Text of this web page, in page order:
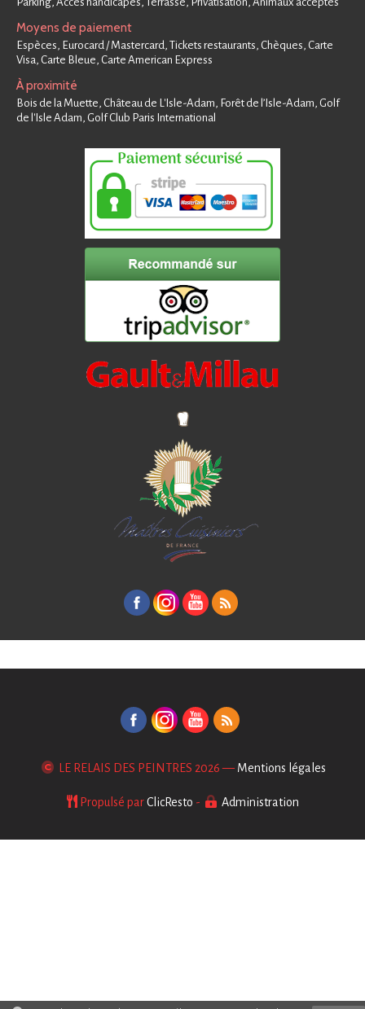
Moyens de paiement
Espèces, Eurocard / Mastercard, Tickets restaurants, Chèques, Carte
Visa, Carte Bleue, Carte American Express
À proximité
Bois de la Muette, Château de L'Isle-Adam, Forêt de l’Isle-Adam, Golf
de l'Isle Adam, Golf Club Paris International
LE RELAIS DES PEINTRES 2026 — Mentions légales
Propulsé parClicResto - Administration